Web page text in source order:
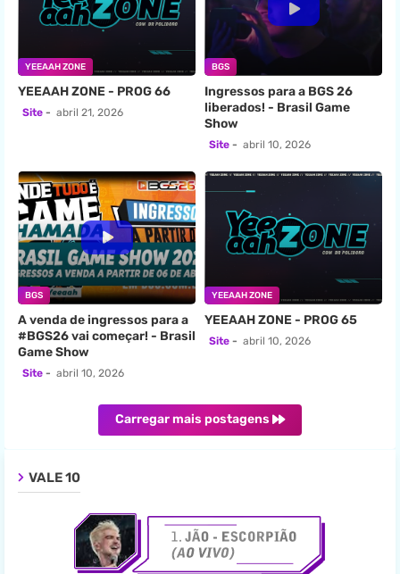
YEEAAH ZONE
YEEAAH ZONE - PROG 66
Site abril 21, 2026
BGS
Ingressos para a BGS 26
liberados! - Brasil Game
Show
Site abril 10, 2026
BGS
A venda de ingressos para a
#BGS26 vai começar! - Brasil
Game Show
Site abril 10, 2026
YEEAAH ZONE
YEEAAH ZONE - PROG 65
Site abril 10, 2026
Carregar mais postagens
VALE 10